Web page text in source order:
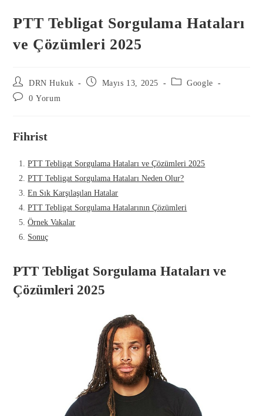
PTT Tebligat Sorgulama Hataları
ve Çözümleri 2025
DRN Hukuk Mayıs 13, 2025
Google
0 Yorum
Fihrist
PTT Tebligat Sorgulama Hataları ve Çözümleri 2025
PTT Tebligat Sorgulama Hataları Neden Olur?
En Sık Karşılaşılan Hatalar
PTT Tebligat Sorgulama Hatalarının Çözümleri
Örnek Vakalar
Sonuç
PTT Tebligat Sorgulama Hataları ve
Çözümleri 2025